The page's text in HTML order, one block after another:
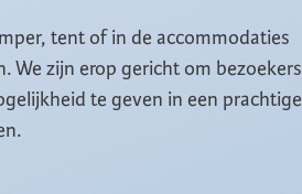
tent of in de accommodaties
We zijn erop gericht om bezoekers
te geven in een prachtige